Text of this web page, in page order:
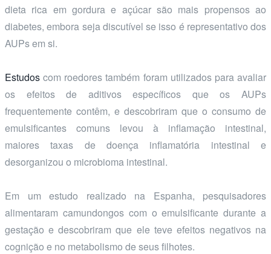
dieta rica em gordura e açúcar são mais propensos ao
diabetes, embora seja discutível se isso é representativo dos
AUPs em si.
Estudos com roedores também foram utilizados para avaliar
os efeitos de aditivos específicos que os AUPs
frequentemente contêm, e descobriram que o consumo de
emulsificantes comuns levou à inflamação intestinal,
maiores taxas de doença inflamatória intestinal e
desorganizou o microbioma intestinal.
Em um estudo realizado na Espanha, pesquisadores
alimentaram camundongos com o emulsificante durante a
gestação e descobriram que ele teve efeitos negativos na
cognição e no metabolismo de seus filhotes.